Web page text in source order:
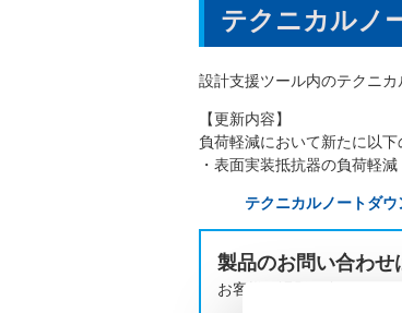
テクニカルノ
設計支援ツール内のテクニ
【更新内容】
負荷軽減において新たに以
・表面実装抵抗器の負荷軽減
テクニカルノートダ
製品のお問い合わせ
お客様の課題に合わせて